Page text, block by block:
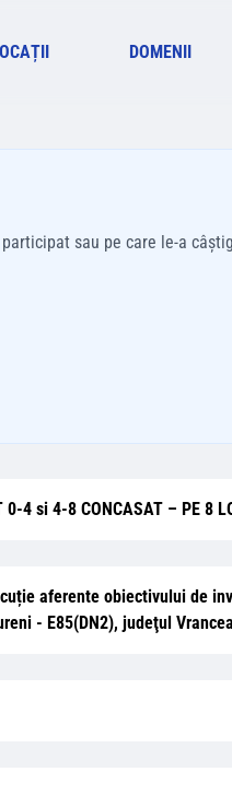
DOMENII
sau pe care le-a
0-4 si 4-8 CONCASAT – PE 8
aferente obiectivului de
- E85(DN2), judeţul Vrancea